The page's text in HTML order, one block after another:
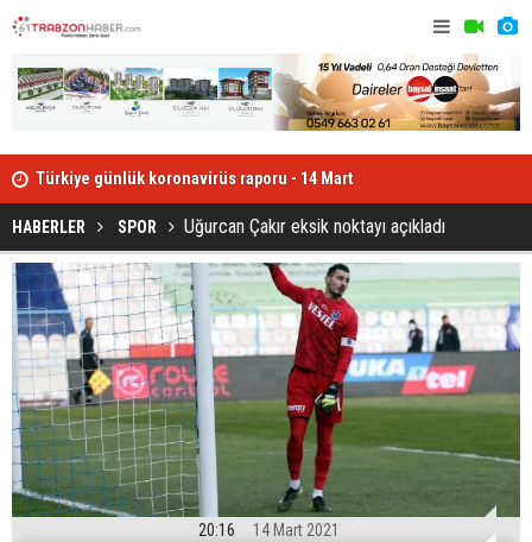
Uğurcan Çakır eksik noktayı açıkladı Zor
HABERLER SPOR Uğurcan Çakır eksik noktayı açıkladı
20:16 14 Mart 2021